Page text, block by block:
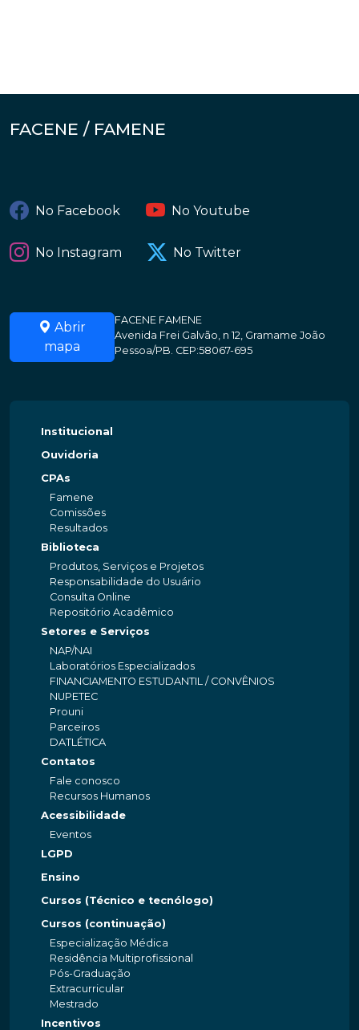
FACENE / FAMENE
No Facebook No Youtube
No Instagram No Twitter
Abrir
mapa
FACENE FAMENE
Avenida Frei Galvão, n 12, Gramame João
Pessoa/PB. CEP:58067-695
Institucional
Ouvidoria
CPAs
Famene
Comissões
Resultados
Biblioteca
Produtos, Serviços e Projetos
Responsabilidade do Usuário
Consulta Online
Repositório Acadêmico
Setores e Serviços
NAP/NAI
Laboratórios Especializados
FINANCIAMENTO ESTUDANTIL / CONVÊNIOS
NUPETEC
Prouni
Parceiros
DATLÉTICA
Contatos
Fale conosco
Recursos Humanos
Acessibilidade
Eventos
LGPD
Ensino
Cursos (Técnico e tecnólogo)
Cursos (continuação)
Especialização Médica
Residência Multiprofissional
Pós-Graduação
Extracurricular
Mestrado
Incentivos